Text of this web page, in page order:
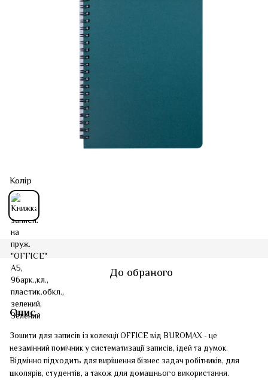
Колір
До обраного
Опис
Зошити для записів із колекції OFFICE від BUROMAX - це
незамінний помічник у систематизації записів, ідей та думок.
Відмінно підходить для вирішення бізнес задач робітників, для
школярів, студентів, а також для домашнього використання.